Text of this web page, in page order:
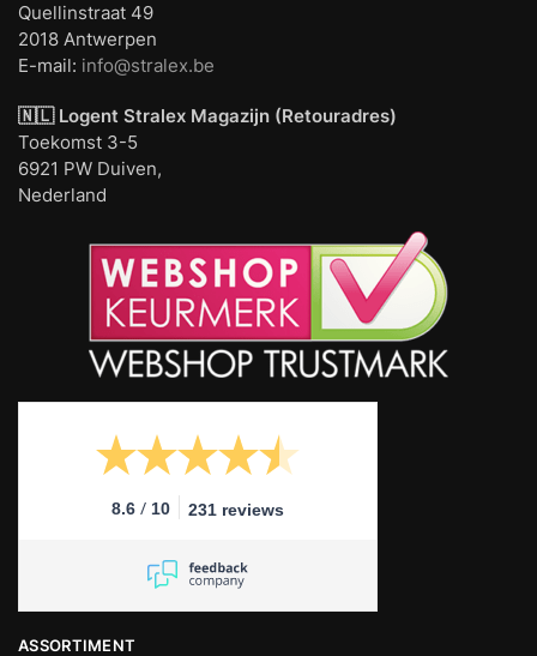
Quellinstraat 49
2018 Antwerpen
E-mail: info@stralex.be
🇳🇱 Logent Stralex Magazijn (Retouradres)
Toekomst 3-5
6921 PW Duiven,
Nederland
8.6 / 10 231 reviews
ASSORTIMENT